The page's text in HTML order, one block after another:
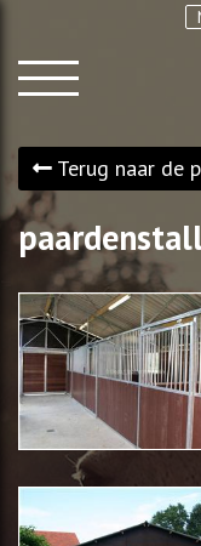
Terug naar de